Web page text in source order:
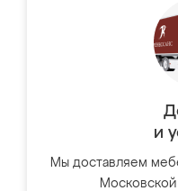
и
Мы доставляем
Московской